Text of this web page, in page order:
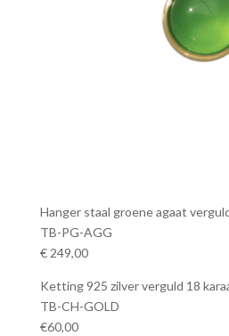
Hanger staal groene agaat
TB-PG-AGG
€ 249,00
Ketting 925 zilver verguld 18
TB-CH-GOLD
€60,00